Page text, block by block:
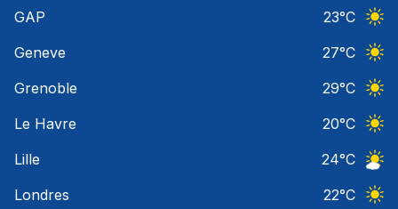
GAP
23°C
Geneve
27°C
Grenoble
29°C
Le Havre
20°C
Lille
24°C
Londres
22°C